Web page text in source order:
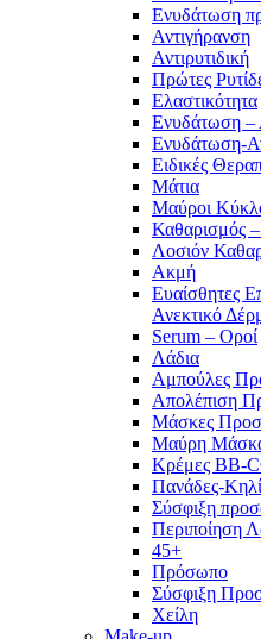
Ενυδάτωση
Αντιγήρανση
Αντιρυτιδική
Πρώτες
Ελαστικότητα
Ενυδάτωση –
Ενυδάτωση-
Ειδικές
Μάτια
Μαύροι
Καθαρισμός –
Λοσιόν
Ακμή
Ευαίσθητες
Ανεκτικό
Serum – Οροί
Λάδια
Αμπούλες
Απολέπιση
Μάσκες
Μαύρη
Κρέμες BB-
Πανάδες-
Σύσφιξη
Περιποίηση
45+
Πρόσωπο
Σύσφιξη
Χείλη